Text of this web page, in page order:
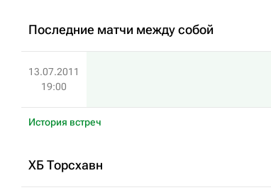
Последние матчи между собой
13.07.2011
19:00
История встреч
ХБ Торсхавн